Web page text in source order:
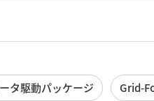
タ駆動パッケージ Grid-